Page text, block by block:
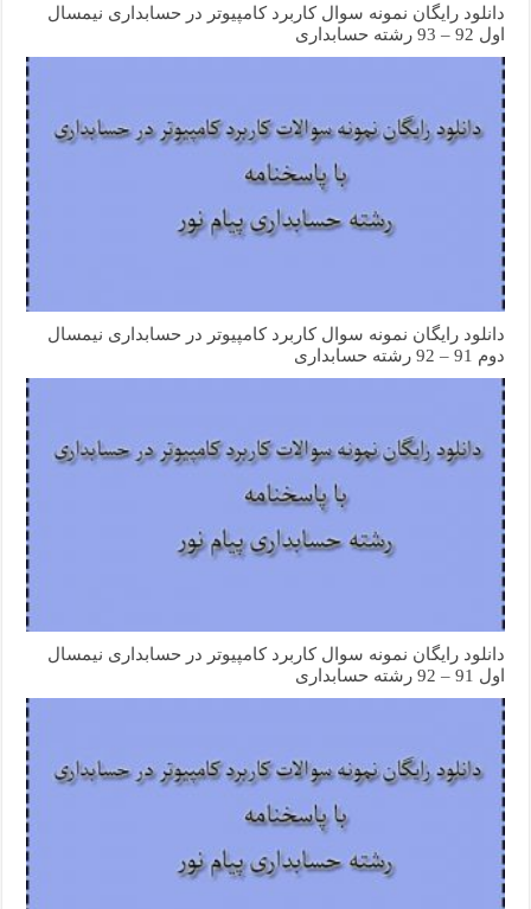
دانلود رایگان نمونه سوال کاربرد کامپیوتر در حسابداری نیمسال
اول 92 – 93 رشته حسابداری
دانلود رایگان نمونه سوال کاربرد کامپیوتر در حسابداری نیمسال
دوم 91 – 92 رشته حسابداری
دانلود رایگان نمونه سوال کاربرد کامپیوتر در حسابداری نیمسال
اول 91 – 92 رشته حسابداری